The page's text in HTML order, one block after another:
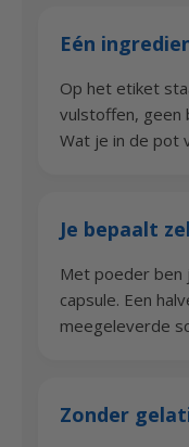
Eén
Op het etiket
vulstoffen, geen
Wat je in de pot
Je bepaalt
Met poeder ben
capsule. Een
meegeleverde
Zonder